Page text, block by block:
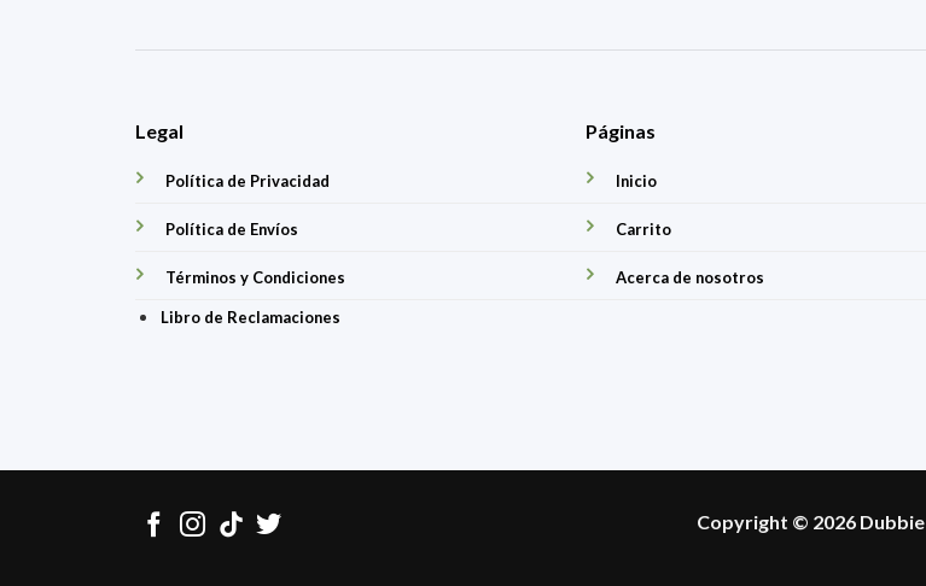
Legal
Política de Privacidad
Política de Envíos
Términos y Condiciones
Libro de Reclamaciones
Páginas
Inicio
Carrito
Acerca de nosotros
Copyright © 2026 Dubbie